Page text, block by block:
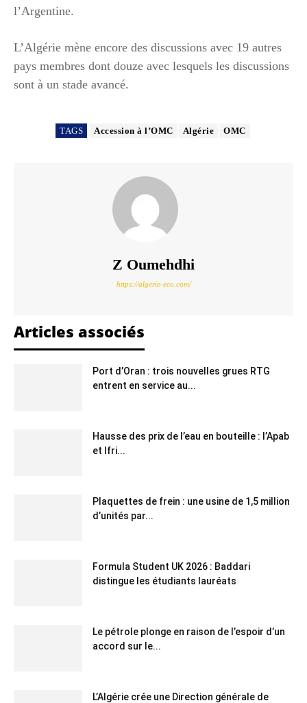
l’Argentine.
L’Algérie mène encore des discussions avec 19 autres
pays membres dont douze avec lesquels les discussions
sont à un stade avancé.
TAGS Accession à l’OMC Algérie OMC
Z Oumehdhi
https://algerie-eco.com/
Articles associés
Port d’Oran : trois nouvelles grues RTG
entrent en service au...
Hausse des prix de l’eau en bouteille : l’Apab
et Ifri...
Plaquettes de frein : une usine de 1,5 million
d’unités par...
Formula Student UK 2026 : Baddari
distingue les étudiants lauréats
Le pétrole plonge en raison de l’espoir d’un
accord sur le...
L’Algérie crée une Direction générale de